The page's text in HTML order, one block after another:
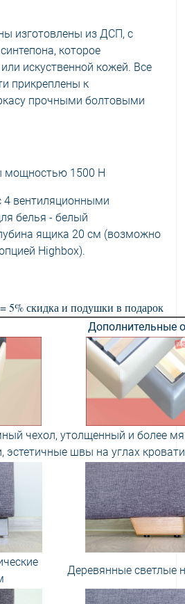
изготовлены из ДСП, с
которое
искуственной кожей. Все
прикреплены к
прочными болтовыми
мощностью 1500 Н
4 вентиляционными
белья - белый
ящика 20 см (возможно
Highbox).
скидка и подушки в подарок
Дополнительные
чехол, утолщенный и более
эстетичные швы на углах
Деревянные светлые